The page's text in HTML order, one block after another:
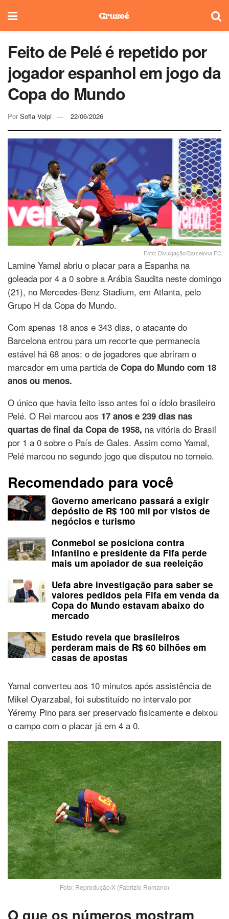
Feito de Pelé é repetido por
jogador espanhol em jogo da
Copa do Mundo
Por Sofia Volpi 22/06/2026
Foto: Divulgação/Barcelona FC
Lamine Yamal abriu o placar para a Espanha na
goleada por 4 a 0 sobre a Arábia Saudita neste domingo
(21), no Mercedes-Benz Stadium, em Atlanta, pelo
Grupo H da Copa do Mundo.
Com apenas 18 anos e 343 dias, o atacante do
Barcelona entrou para um recorte que permanecia
estável há 68 anos: o de jogadores que abriram o
marcador em uma partida de Copa do Mundo com 18
anos ou menos.
O único que havia feito isso antes foi o ídolo brasileiro
Pelé. O Rei marcou aos 17 anos e 239 dias nas
quartas de final da Copa de 1958, na vitória do Brasil
por 1 a 0 sobre o País de Gales. Assim como Yamal,
Pelé marcou no segundo jogo que disputou no torneio.
Recomendado para você
Governo americano passará a exigir
depósito de R$ 100 mil por vistos de
negócios e turismo
Conmebol se posiciona contra
Infantino e presidente da Fifa perde
mais um apoiador de sua reeleição
Uefa abre investigação para saber se
valores pedidos pela Fifa em venda da
Copa do Mundo estavam abaixo do
mercado
Estudo revela que brasileiros
perderam mais de R$ 60 bilhões em
casas de apostas
Yamal converteu aos 10 minutos após assistência de
Mikel Oyarzabal, foi substituído no intervalo por
Yéremy Pino para ser preservado fisicamente e deixou
o campo com o placar já em 4 a 0.
Foto: Reprodução/X (Fabrizio Romano)
O que os números mostram